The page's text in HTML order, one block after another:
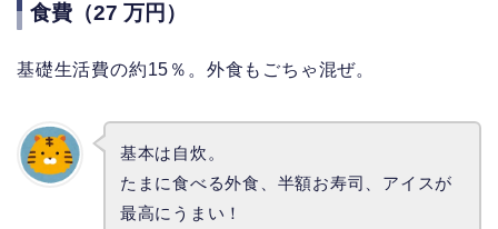
食費（27 万円）
基礎生活費の約15％。外食もごちゃ混ぜ。
基本は自炊。
たまに食べる外食、半額お寿司、アイスが
最高にうまい！